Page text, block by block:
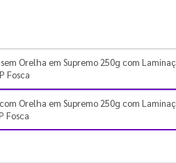
Orelha em Supremo 250g com
Fosca
Orelha em Supremo 250g com
Fosca